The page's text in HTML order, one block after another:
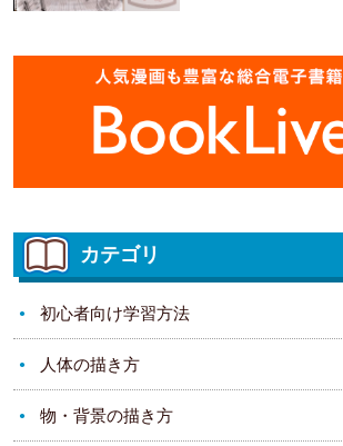
カテゴリ
初心者向け学習方法
人体の描き方
物・背景の描き方